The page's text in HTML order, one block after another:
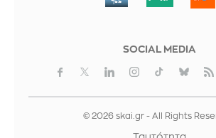
SOCIAL MEDIA
© 2026 skai.gr - All Rights